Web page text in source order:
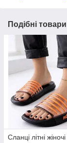
Подібні
Сланці літні